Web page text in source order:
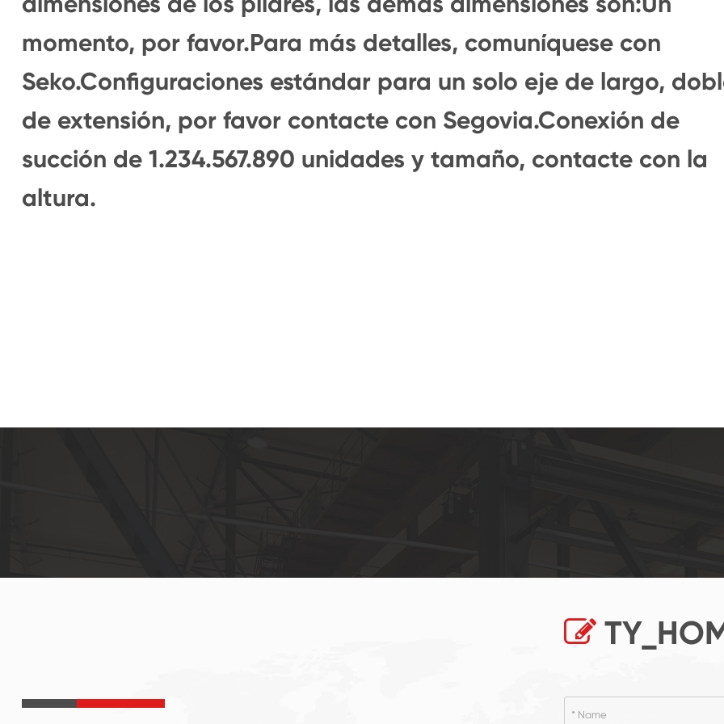
momento, por favor.Para más detalles, comuníquese con
Seko.Configuraciones estándar para un solo eje de largo,
de extensión, por favor contacte con Segovia.Conexión de
succión de 1.234.567.890 unidades y tamaño, contacte con la
altura.